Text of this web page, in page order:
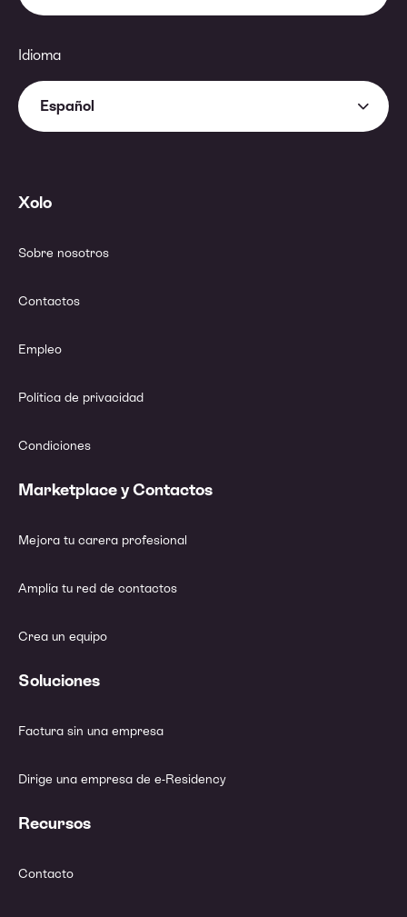
Idioma
Español
Xolo
Sobre nosotros
Contactos
Empleo
Política de privacidad
Condiciones
Marketplace y Contactos
Mejora tu carera profesional
Amplía tu red de contactos
Crea un equipo
Soluciones
Factura sin una empresa
Dirige una empresa de e-Residency
Recursos
Contacto